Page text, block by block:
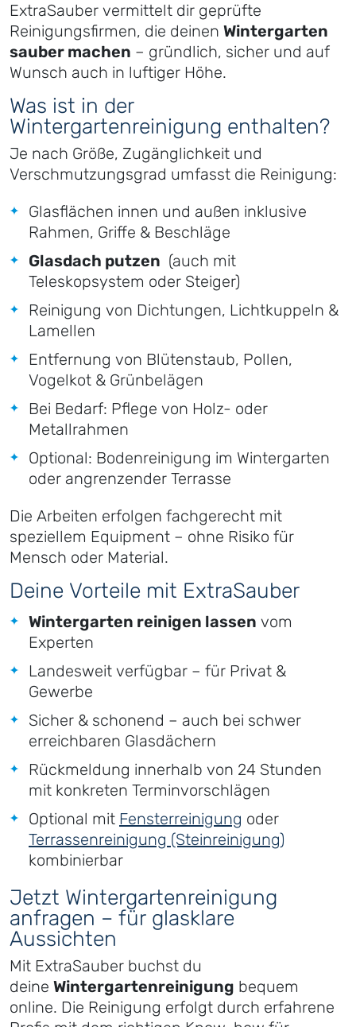
ExtraSauber vermittelt dir geprüfte
Reinigungsfirmen, die deinen Wintergarten
sauber machen – gründlich, sicher und auf
Wunsch auch in luftiger Höhe.
Was ist in der
Wintergartenreinigung enthalten?
Je nach Größe, Zugänglichkeit und
Verschmutzungsgrad umfasst die Reinigung:
Glasflächen innen und außen inklusive
Rahmen, Griffe & Beschläge
Glasdach putzen (auch mit
Teleskopsystem oder Steiger)
Reinigung von Dichtungen, Lichtkuppeln &
Lamellen
Entfernung von Blütenstaub, Pollen,
Vogelkot & Grünbelägen
Bei Bedarf: Pflege von Holz- oder
Metallrahmen
Optional: Bodenreinigung im Wintergarten
oder angrenzender Terrasse
Die Arbeiten erfolgen fachgerecht mit
speziellem Equipment – ohne Risiko für
Mensch oder Material.
Deine Vorteile mit ExtraSauber
Wintergarten reinigen lassen vom
Experten
Landesweit verfügbar – für Privat &
Gewerbe
Sicher & schonend – auch bei schwer
erreichbaren Glasdächern
Rückmeldung innerhalb von 24 Stunden
mit konkreten Terminvorschlägen
Optional mit Fensterreinigung oder
Terrassenreinigung (Steinreinigung)
kombinierbar
Jetzt Wintergartenreinigung
anfragen – für glasklare
Aussichten
Mit ExtraSauber buchst du
deine Wintergartenreinigung bequem
online. Die Reinigung erfolgt durch erfahrene